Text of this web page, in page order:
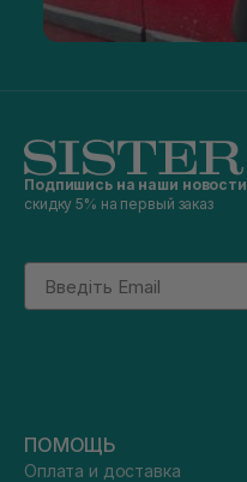
Подпишись на наши новости
скидку 5% на первый заказ
Email
ПОМОЩЬ
Оплата и доставка